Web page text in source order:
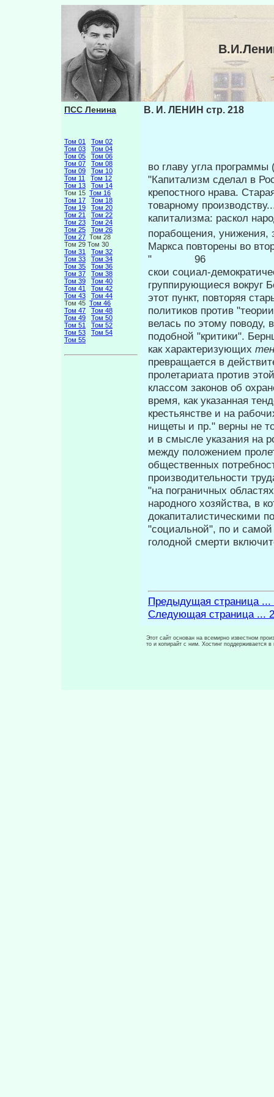
ПСС Ленина
Том 01
Том 02
Том 03
Том 04
Том 05
Том 06
Том 07
Том 08
Том 09
Том 10
Том 11
Том 12
Том 13
Том 14
Том 15 Том 16
Том 17
Том 18
Том 19
Том 20
Том 21
Том 22
Том 23
Том 24
Том 25
Том 26
Том 27 Том 28
Том 29 Том 30
Том 31
Том 32
Том 33
Том 34
Том 35
Том 36
Том 37
Том 38
Том 39
Том 40
Том 41
Том 42
Том 43
Том 44
Том 45 Том 46
Том 47
Том 48
Том 49
Том 50
Том 51
Том 52
Том 53
Том 54
Том 55
В. И. ЛЕНИН стр. 218
во главу угла
"Капита­лизм сделал в
крепостного нрава.
товарному
капитализма: раскол
порабощения, унижения,
Маркса повторены во
" 96
скои социал-
группирующиеся вокруг
этот пункт, повторяя
политиков против
велась по этому поводу,
подобной "критики".
как характеризующих
превращается в
пролетариата против
классом законов об
время, как указанная
крестьянстве и на
нищеты и пр." верны не
и в смысле указания на
между положением
общественных
производи­тельности
"на пограничных
народного хозяйства, в
докапиталистическими
"социальной", по и
голодной смерти
Предыдущая страница ...
Следующая страница ...
Этот сайт основан на всемирно известном
то и копирайт с ним. Хостинг поддерживается